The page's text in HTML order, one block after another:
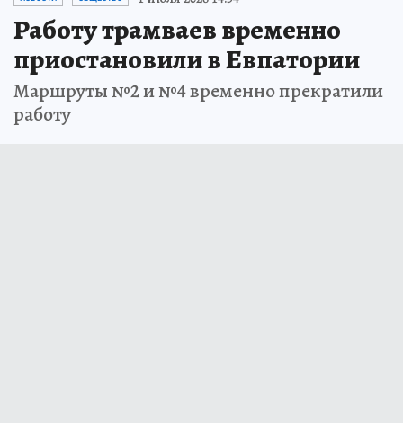
Работу трамваев временно
приостановили в Евпатории
Маршруты №2 и №4 временно прекратили
работу